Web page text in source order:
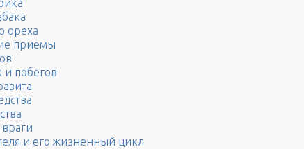
ореха
приемы
и побегов
и его жизненный цикл